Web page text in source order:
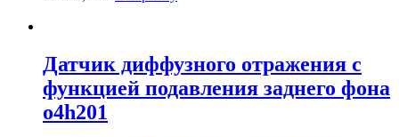
Датчик диффузного отражения с
функцией подавления заднего фона
o4h201